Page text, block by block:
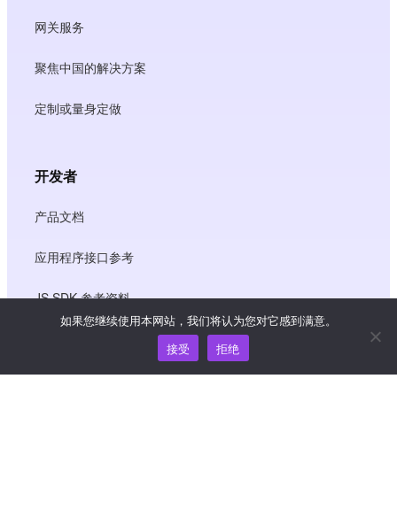
网关服务
聚焦中国的解决方案
定制或量身定做
开发者
产品文档
应用程序接口参考
JS SDK 参考资料
如果您继续使用本网站，我们将认为您对它感到满意。
接受
拒绝